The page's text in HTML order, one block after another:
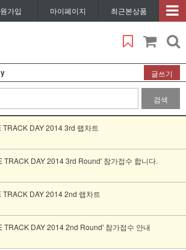
가입 마이페이지 최근본상품
글쓰기
검색
TRACK DAY 2014 3rd 랩차트
TRACK DAY 2014 3rd Round' 참가접수 합니다.
TRACK DAY 2014 2nd 랩차트
TRACK DAY 2014 2nd Round' 참가접수 안내